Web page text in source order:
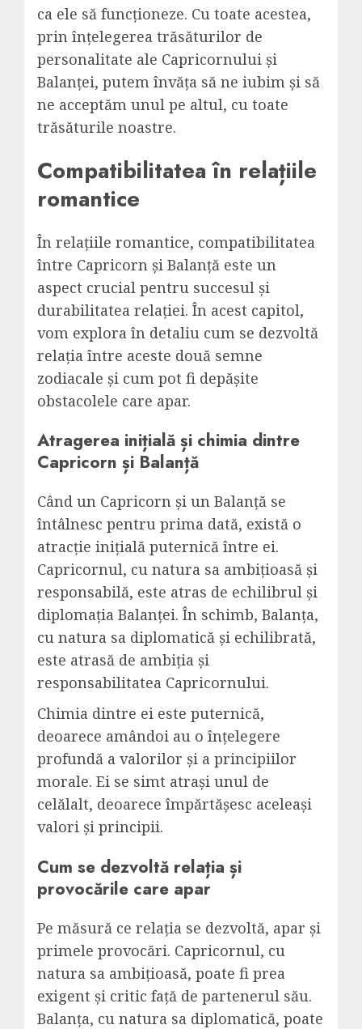
ca ele să funcționeze. Cu toate acestea,
prin înțelegerea trăsăturilor de
personalitate ale Capricornului și
Balanței, putem învăța să ne iubim și să
ne acceptăm unul pe altul, cu toate
trăsăturile noastre.
Compatibilitatea în relațiile
romantice
În relațiile romantice, compatibilitatea
între Capricorn și Balanță este un
aspect crucial pentru succesul și
durabilitatea relației. În acest capitol,
vom explora în detaliu cum se dezvoltă
relația între aceste două semne
zodiacale și cum pot fi depășite
obstacolele care apar.
Atragerea inițială și chimia dintre
Capricorn și Balanță
Când un Capricorn și un Balanță se
întâlnesc pentru prima dată, există o
atracție inițială puternică între ei.
Capricornul, cu natura sa ambițioasă și
responsabilă, este atras de echilibrul și
diplomația Balanței. În schimb, Balanța,
cu natura sa diplomatică și echilibrată,
este atrasă de ambiția și
responsabilitatea Capricornului.
Chimia dintre ei este puternică,
deoarece amândoi au o înțelegere
profundă a valorilor și a principiilor
morale. Ei se simt atrași unul de
celălalt, deoarece împărtășesc aceleași
valori și principii.
Cum se dezvoltă relația și
provocările care apar
Pe măsură ce relația se dezvoltă, apar și
primele provocări. Capricornul, cu
natura sa ambițioasă, poate fi prea
exigent și critic față de partenerul său.
Balanța, cu natura sa diplomatică, poate